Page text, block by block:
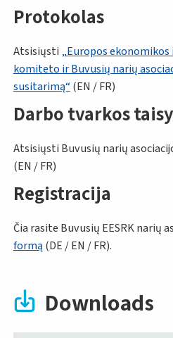
Protokolas
Atsisiųsti „Europos
komiteto ir Buvusių narių
susitarimą“ (EN / FR)
Darbo tvarkos
Atsisiųsti Buvusių narių
(EN / FR)
Registracija
Čia rasite Buvusių EESRK narių
formą (DE / EN / FR).
Downloads